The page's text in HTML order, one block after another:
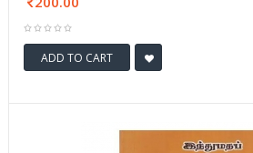
ADD TO CART